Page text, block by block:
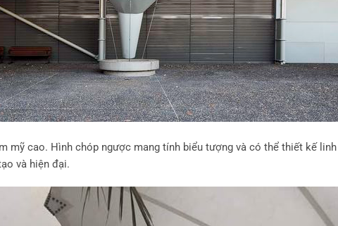
mỹ cao. Hình chóp ngược mang tính biểu tượng và có thể thiết kế
và hiện đại.